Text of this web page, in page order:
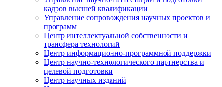
кадров высшей квалификации
Управление сопровождения научных проектов и
программ
Центр интеллектуальной собственности и
трансфера технологий
Центр информационно-программной поддержки
Центр научно-технологического партнерства и
целевой подготовки
Центр научных изданий